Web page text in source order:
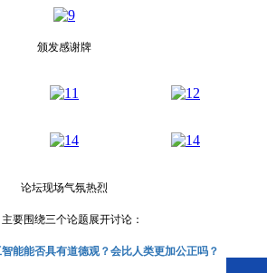
颁发感谢牌
论坛现场气氛热烈
要围绕三个论题展开讨论：
能能否具有道德观？会比人类更加公正吗？